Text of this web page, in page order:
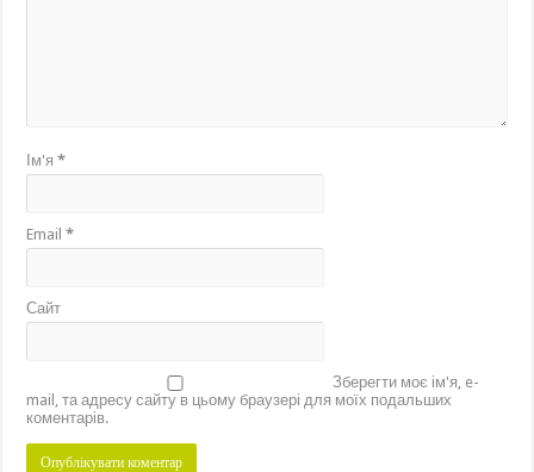
Ім'я*
Email*
Сайт
Зберегти моє ім'я, e-
mail, та адресу сайту в цьому браузері для моїх подальших
коментарів.